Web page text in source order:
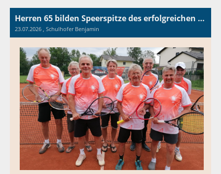
Herren 65 bilden Speerspitze des erfolgreichen TC Surheim
23.07.2026 , Schulhofer Benjamin